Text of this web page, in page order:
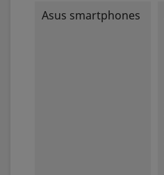
Asus smartphones